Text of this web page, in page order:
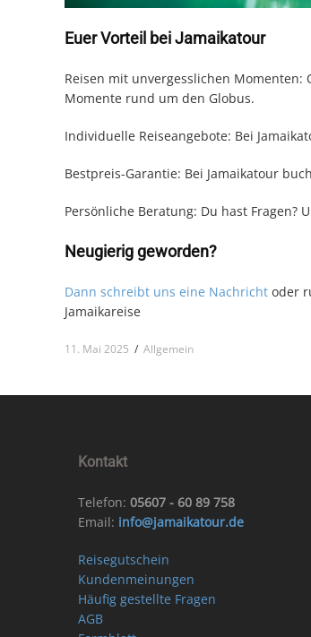
Euer Vorteil bei Jamaikatour
Reisen mit unvergesslichen
Momente rund um den Globus.
Individuelle Reiseangebote: Bei
Bestpreis-Garantie: Bei Jamaikatour
Persönliche Beratung: Du hast
Neugierig geworden?
Dann schreibt uns eine Nachricht oder
Jamaikareise
11. Mai 2025 / Allgemein
Kontakt
Telefon: 05607 - 60 89 758
Email: info@jamaikatour.de
Reisegutschein
Kundenmeinungen
Häufig gestellte Fragen
AGB